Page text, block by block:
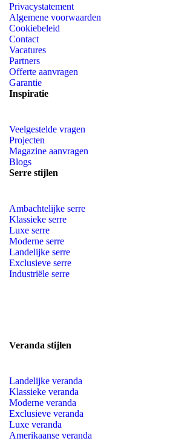
Privacystatement
Algemene voorwaarden
Cookiebeleid
Contact
Vacatures
Partners
Offerte aanvragen
Garantie
Inspiratie
Veelgestelde vragen
Projecten
Magazine aanvragen
Blogs
Serre stijlen
Ambachtelijke serre
Klassieke serre
Luxe serre
Moderne serre
Landelijke serre
Exclusieve serre
Industriële serre
Veranda stijlen
Landelijke veranda
Klassieke veranda
Moderne veranda
Exclusieve veranda
Luxe veranda
Amerikaanse veranda